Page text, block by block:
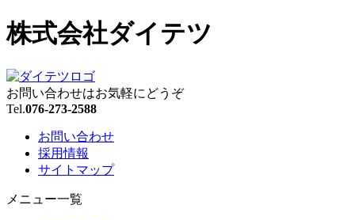
株式会社ダイテツ
お問い合わせはお気軽にどうぞ
Tel.076-273-2588
お問い合わせ
採用情報
サイトマップ
メニュー一覧